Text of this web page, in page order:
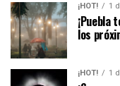
¡HOT! 1
¡Puebla
los
¡HOT! 1